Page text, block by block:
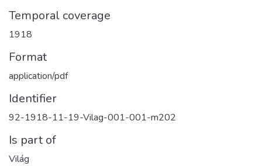
Temporal coverage
1918
Format
application/pdf
Identifier
92-1918-11-19-Vilag-001-001-m202
Is part of
Világ